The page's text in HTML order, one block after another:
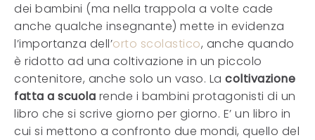
dei bambini (ma nella trappola a volte cade
anche qualche insegnante) mette in evidenza
l’importanza dell’orto scolastico, anche quando
è ridotto ad una coltivazione in un piccolo
contenitore, anche solo un vaso. La coltivazione
fatta a scuola rende i bambini protagonisti di un
libro che si scrive giorno per giorno. E’ un libro in
cui si mettono a confronto due mondi, quello del